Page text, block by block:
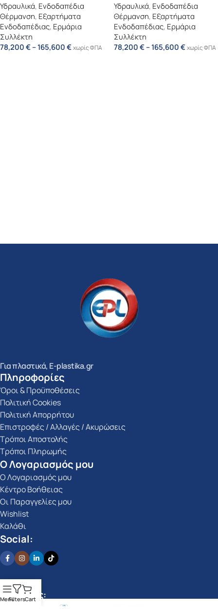
Υδραυλικά, Ενδοδαπέδια
Θέρμανση, Εξαρτήματα
Ενδοδαπέδιας, Ερμάρια
Συλλέκτη
78,200€–165,600€χωρίς ΦΠΑ
Υδραυλικά, Ενδοδαπέδια
Θέρμανση, Εξαρτήματα
Ενδοδαπέδιας, Ερμάρια
Συλλέκτη
78,200€–165,600€χωρίς ΦΠΑ
Για πλαστικά, E-plastika.gr
Πληροφορίες
Όροι & Προϋποθέσεις
Πολιτική Cookies
Πολιτική Απορρήτου
Επιστροφές / Αλλαγές / Ακυρώσεις
Τρόποι Αποστολής
Τρόποι Πληρωμής
Ο Λογαριασμός μου
Ο Λογαριασμός μου
Κέντρο Βοήθειας
Οι Παραγγελίες μου
Wishlist
Καλάθι
Social:
Πληρωμές:
MenuFiltersCart